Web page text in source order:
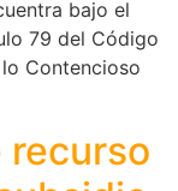
bajo el
79 del Código
Contencioso
recurso